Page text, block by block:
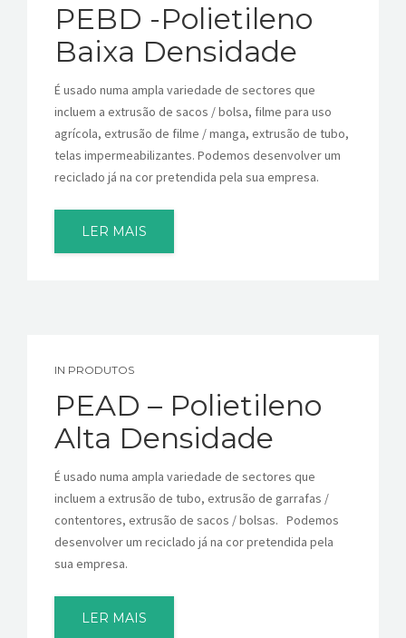
PEBD -Polietileno
Baixa Densidade
É usado numa ampla variedade de sectores que
incluem a extrusão de sacos / bolsa, filme para uso
agrícola, extrusão de filme / manga, extrusão de tubo,
telas impermeabilizantes. Podemos desenvolver um
reciclado já na cor pretendida pela sua empresa.
LER MAIS
IN PRODUTOS
PEAD – Polietileno
Alta Densidade
É usado numa ampla variedade de sectores que
incluem a extrusão de tubo, extrusão de garrafas /
contentores, extrusão de sacos / bolsas. Podemos
desenvolver um reciclado já na cor pretendida pela
sua empresa.
LER MAIS